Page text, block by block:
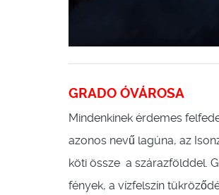
GRADO ÓVÁROSA
Mindenkinek érdemes
azonos nevű lagúna, az
köti össze a szárazfölddel.
fények, a vízfelszín